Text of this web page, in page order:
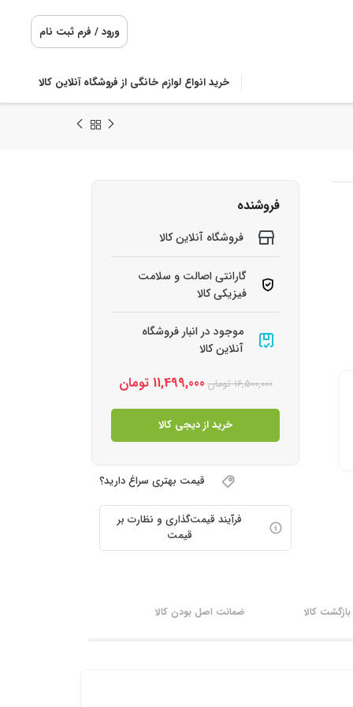
ورود / فرم ثبت نام
خرید انواع لوازم خانگی از فروشگاه آنلاین کالا
فروشنده
فروشگاه آنلاین کالا
گارانتی اصالت و سلامت
فیزیکی کالا
موجود در انبار فروشگاه
آنلاین کالا
16,500,000 تومان 11,499,000 تومان
خرید از دیجی کالا
قیمت بهتری سراغ دارید؟
فرآیند قیمت‌گذاری و نظارت بر
قیمت
کالا ضمانت اصل بودن کالا